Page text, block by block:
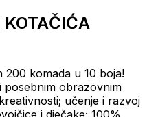
200 komada u 10 boja!
posebnim obrazovnim
učenje i razvoj
i dječake; 100%